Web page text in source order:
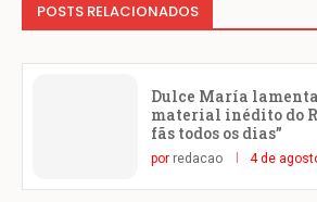
POSTS RELACIONADOS
Dulce María
material inédito do
fãs todos os dias”
por redacao 4 de